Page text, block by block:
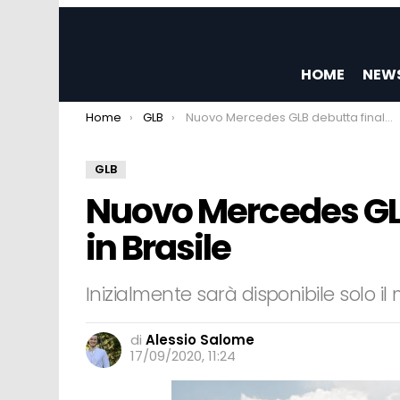
HOME
You are here:
Home GLB Nuovo Mercedes GLB debutta finalmente in Brasile
GLB
Nuovo Mercedes
in Brasile
Inizialmente sarà disponibile solo il
di Alessio Salome
17/09/2020, 11:24